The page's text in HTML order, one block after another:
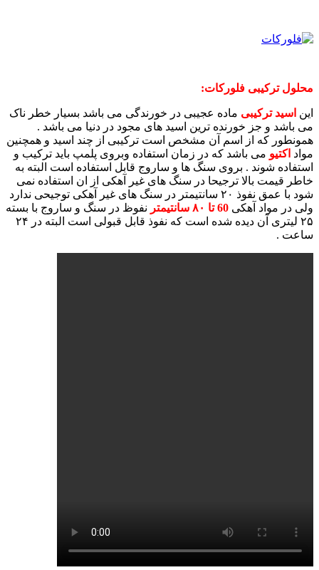
محلول ترکیبی فلورکات:
این اسید ترکیبی ماده عجیبی در خورندگی می باشد بسیار خطر ناک
می باشد و جز خورنده ترین اسید های مجود در دنیا می باشد .
همونطور که از اسم آن مشخص است ترکیبی از چند اسید و همچنین
مواد اکتیو می باشد که در زمان استفاده وبروی پلمپ باید ترکیب و
استفاده شوند . بروی سنگ ها و ساروج قابل استفاده است البته به
خاطر قیمت بالا ترجیحا در سنگ های غیر آهکی از ان استفاده نمی
شود با عمق نفوذ ۲۰ سانتیمتر در سنگ های غیر آهکی توجیحی ندارد
ولی در مواد آهکی
نفوظ در سنگ و ساروج با بسته
۲۵ لیتری آن دیده شده است که نفوذ قابل قبولی است البته در ۲۴
ساعت .